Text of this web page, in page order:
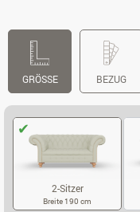
GRÖSSE BEZUG
2-Sitzer
Breite 190 cm